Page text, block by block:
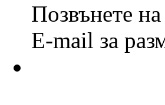
Позвънете
E-mail за